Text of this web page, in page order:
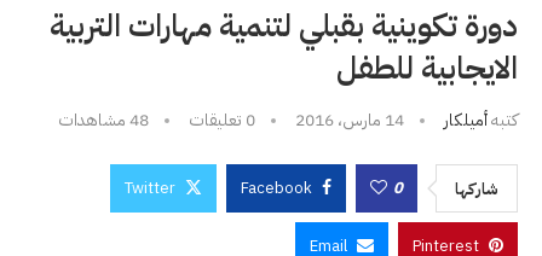
دورة تكوينية بقبلي لتنمية مهارات التربية
الايجابية للطفل
كتبهأميلكار 14 مارس، 2016 0 تعليقات 48مشاهدات
شاركها 0
Facebook
Twitter
Pinterest
Email